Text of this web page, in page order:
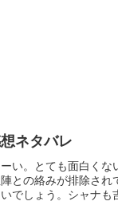
ネタバレ
い。とても面白く
との絡みが排除さ
でしょう。シャナも